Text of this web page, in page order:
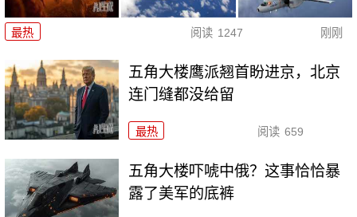
最热 阅读 1247 刚刚
五角大楼鹰派翘首盼进京，北京
连门缝都没给留
最热 阅读 659
五角大楼吓唬中俄？这事恰恰暴
露了美军的底裤